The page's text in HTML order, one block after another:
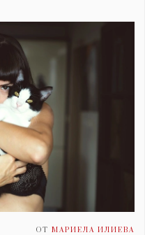
ОТ МАРИЕЛА ИЛИЕВА